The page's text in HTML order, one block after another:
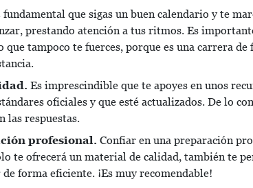
fundamental que sigas un buen calendario y te
prestando atención a tus ritmos. Es
tampoco te fuerces, porque es una carrera de
Es imprescindible que te apoyes en unos
oficiales y que esté actualizados. De lo
las respuestas.
profesional. Confiar en una preparación
te ofrecerá un material de calidad, también te
forma eficiente. ¡Es muy recomendable!